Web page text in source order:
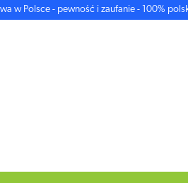
w Polsce - pewność i zaufanie - 100%